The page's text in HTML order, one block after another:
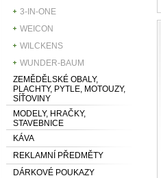
3-IN-ONE
WEICON
WILCKENS
WUNDER-BAUM
ZEMĚDĚLSKÉ OBALY,
PLACHTY, PYTLE, MOTOUZY,
SÍŤOVINY
MODELY, HRAČKY,
STAVEBNICE
KÁVA
REKLAMNÍ PŘEDMĚTY
DÁRKOVÉ POUKAZY